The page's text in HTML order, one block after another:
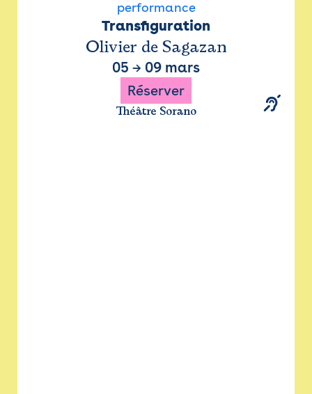
performance
Transfiguration
Olivier de Sagazan
05 → 09 mars
Réserver
Théâtre Sorano